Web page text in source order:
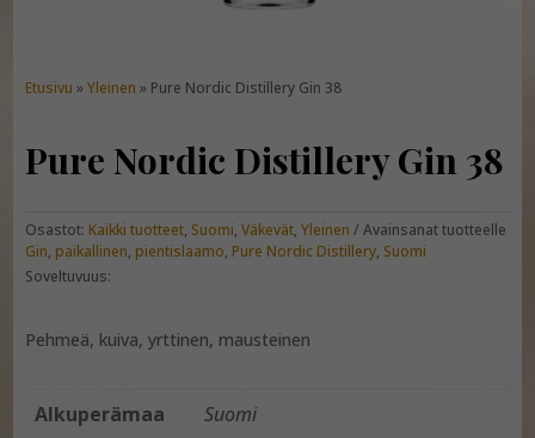
Etusivu »Yleinen » Pure Nordic Distillery Gin 38
Pure Nordic Distillery Gin 38
Osastot: Kaikki tuotteet, Suomi,Väkevät,Yleinen
Avainsanat tuotteelle
Gin, paikallinen, pientislaamo, Pure Nordic Distillery, Suomi
Soveltuvuus:
Pehmeä, kuiva, yrttinen, mausteinen
Alkuperämaa
Suomi